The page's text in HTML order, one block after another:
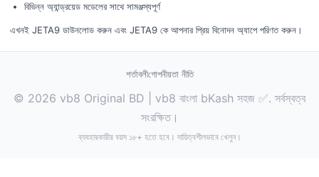
বিভিন্ন অ্যান্ড্রয়েড মডেলের সাথে সামঞ্জস্যপূর্ণ
এখনই JETA9 ডাউনলোড করুন এবং JETA9 কে আপনার প্রিয় বিনোদন অ্যাপে পরিণত করুন।
শর্তাবলীগোপনীয়তা নীতি
© 2026 vb8 Original BD | vb8 বাংলা bKash সহজ ✅. সর্বস্বত্ব
সংরক্ষিত।
ব্যবহারকারীর বয়স ১৮+ হতে হবে। দায়িত্বশীলভাবে খেলুন।